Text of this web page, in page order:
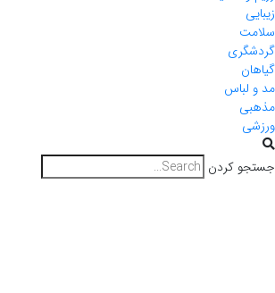
زیبایی
سلامت
گردشگری
گیاهان
مد و لباس
مذهبی
ورزشی
جستجو کردن